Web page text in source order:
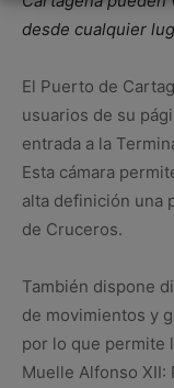
desde cualquier
El Puerto de
usuarios de su
entrada a la
Esta cámara
alta definición una
de Cruceros.
También dispone
de movimientos y
por lo que permite
Muelle Alfonso